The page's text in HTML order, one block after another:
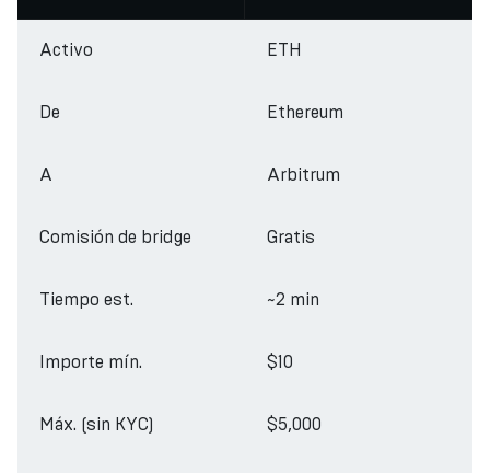
Activo ETH
De Ethereum
A Arbitrum
Comisión de bridge Gratis
Tiempo est. ~2 min
Importe mín. $10
Máx. (sin KYC) $5,000